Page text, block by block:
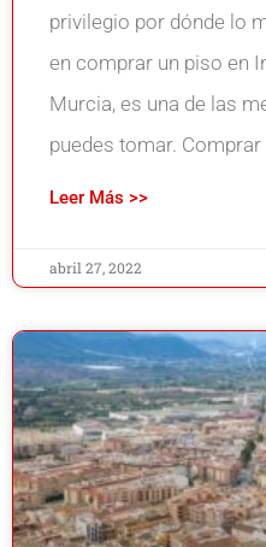
privilegio por dónde lo
en comprar un piso en
Murcia, es una de las
puedes tomar.
Leer Más >>
abril 27, 2022